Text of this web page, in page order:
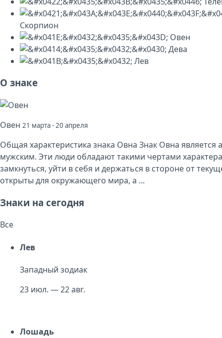
Скорпион
Овен
Дева
Лев
О знаке
Овен 21 марта - 20 апреля
Общая характеристика знака Овна Знак Овна является
мужским. Эти люди обладают такими чертами
замкнуться, уйти в себя и держаться в стороне от
открыты для окружающего мира, а ...
Знаки на сегодня
Все
Лев
Западный зодиак
23 июл. — 22 авг.
Лошадь